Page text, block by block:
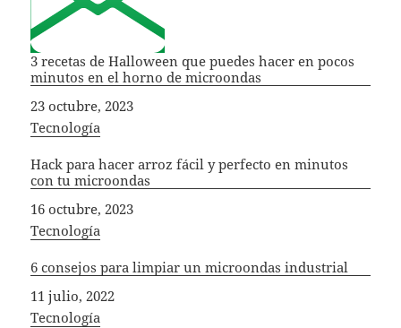
3 recetas de Halloween que puedes hacer en pocos
minutos en el horno de microondas
Fecha
23 octubre, 2023
In relation to
Tecnología
Hack para hacer arroz fácil y perfecto en minutos
con tu microondas
Fecha
16 octubre, 2023
In relation to
Tecnología
6 consejos para limpiar un microondas industrial
Fecha
11 julio, 2022
In relation to
Tecnología